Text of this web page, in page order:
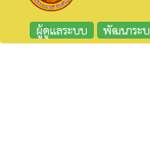
ผู้ดูแลระบบ พัฒนาระ